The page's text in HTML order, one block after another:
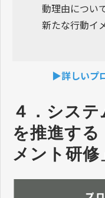
動理由につい
新たな行動イ
▶詳しいプ
４．シス
を推進す
メント研修